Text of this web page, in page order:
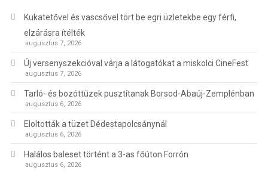
Kukatetővel és vascsővel tört be egri üzletekbe egy férfi,
elzárásra ítélték
augusztus 7, 2026
Új versenyszekcióval várja a látogatókat a miskolci CineFest
augusztus 7, 2026
Tarló- és bozóttüzek pusztítanak Borsod-Abaúj-Zemplénban
augusztus 6, 2026
Eloltották a tüzet Dédestapolcsánynál
augusztus 6, 2026
Halálos baleset történt a 3-as főúton Forrón
augusztus 6, 2026